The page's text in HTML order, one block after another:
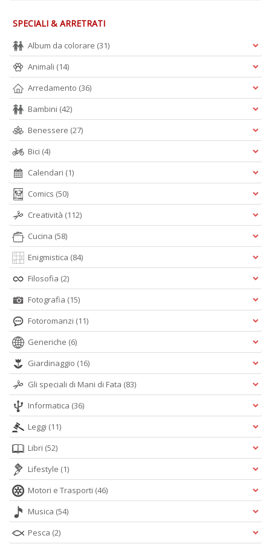
SPECIALI & ARRETRATI
Album da colorare (31)
Animali (14)
Arredamento (36)
Bambini (42)
Benessere (27)
Bici (4)
Calendari (1)
Comics (50)
Creatività (112)
Cucina (58)
Enigmistica (84)
Filosofia (2)
Fotografia (15)
Fotoromanzi (11)
Generiche (6)
Giardinaggio (16)
Gli speciali di Mani di Fata (83)
Informatica (36)
Leggi (11)
Libri (52)
Lifestyle (1)
Motori e Trasporti (46)
Musica (54)
Pesca (2)